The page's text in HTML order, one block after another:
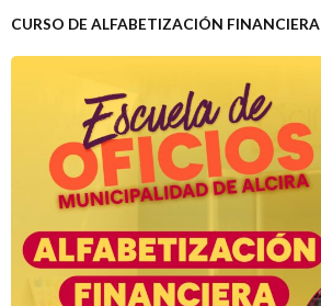
CURSO DE ALFABETIZACIÓN FINANCIERA